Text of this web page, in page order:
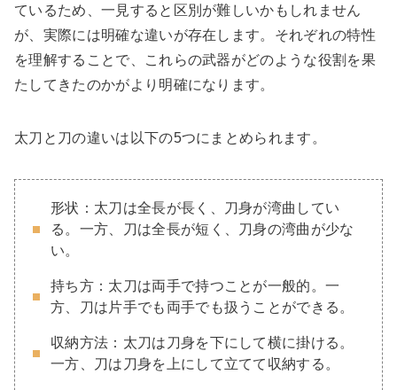
ているため、一見すると区別が難しいかもしれません
が、実際には明確な違いが存在します。それぞれの特性
を理解することで、これらの武器がどのような役割を果
たしてきたのかがより明確になります。
太刀と刀の違いは以下の5つにまとめられます。
形状：太刀は全長が長く、刀身が湾曲してい
る。一方、刀は全長が短く、刀身の湾曲が少な
い。
持ち方：太刀は両手で持つことが一般的。一
方、刀は片手でも両手でも扱うことができる。
収納方法：太刀は刀身を下にして横に掛ける。
一方、刀は刀身を上にして立てて収納する。